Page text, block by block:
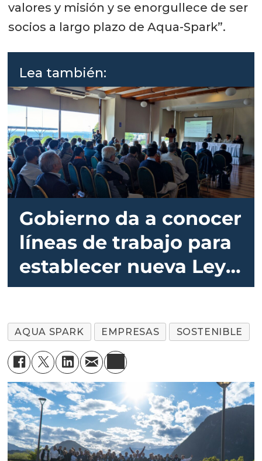
valores y misión y se enorgullece de ser
socios a largo plazo de Aqua-Spark”.
Lea también:
Gobierno da a conocer
líneas de trabajo para
establecer nueva Ley
de Acuicultura
AQUA SPARK EMPRESAS SOSTENIBLE